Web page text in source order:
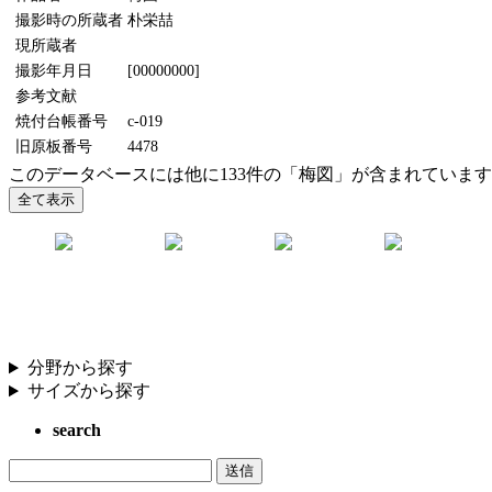
撮影時の所蔵者 朴栄喆
現所蔵者
撮影年月日
[00000000]
参考文献
焼付台帳番号
c-019
旧原板番号
4478
このデータベースには他に133件の「梅図」が含まれていま
分野から探す
サイズから探す
search